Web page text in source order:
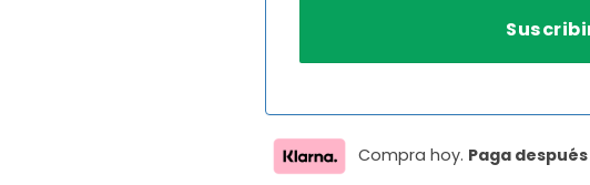
Compra hoy. Paga después